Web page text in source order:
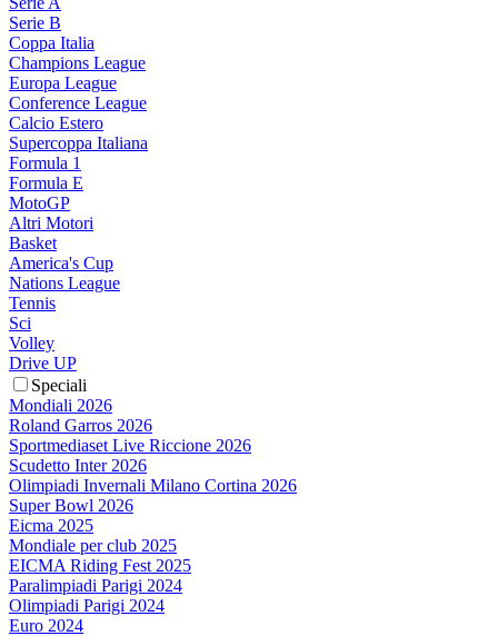
Serie B
Coppa Italia
Champions League
Europa League
Conference League
Calcio Estero
Supercoppa Italiana
Formula 1
Formula E
MotoGP
Altri Motori
Basket
America's Cup
Nations League
Tennis
Sci
Volley
Drive UP
Speciali
Mondiali 2026
Roland Garros 2026
Sportmediaset Live Riccione 2026
Scudetto Inter 2026
Olimpiadi Invernali Milano Cortina 2026
Super Bowl 2026
Eicma 2025
Mondiale per club 2025
EICMA Riding Fest 2025
Paralimpiadi Parigi 2024
Olimpiadi Parigi 2024
Euro 2024